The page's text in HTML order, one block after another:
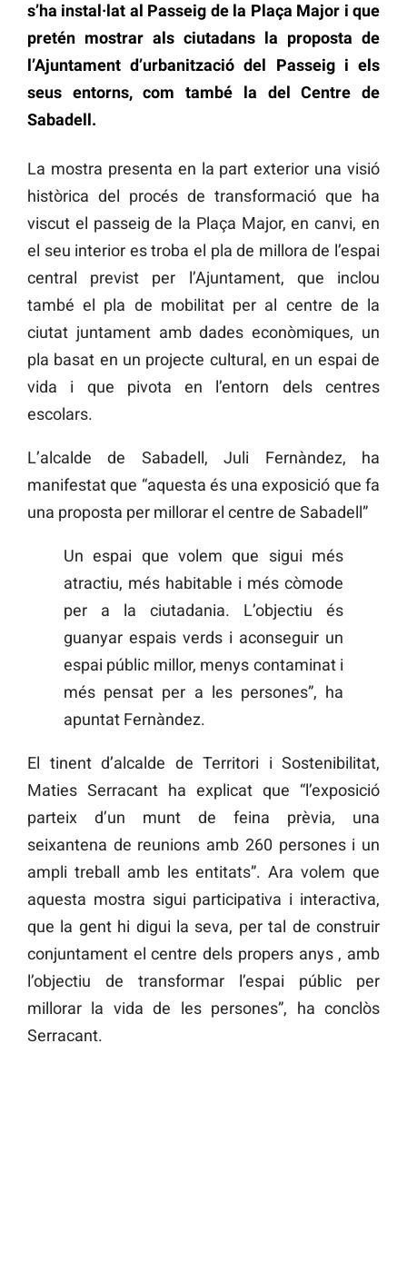
s’ha instal·lat al Passeig de la Plaça Major i que
pretén mostrar als ciutadans la proposta de
l’Ajuntament d’urbanització del Passeig i els
seus entorns, com també la del Centre de
Sabadell.
La mostra presenta en la part exterior una visió
històrica del procés de transformació que ha
viscut el passeig de la Plaça Major, en canvi, en
el seu interior es troba el pla de millora de l’espai
central previst per l’Ajuntament, que inclou
també el pla de mobilitat per al centre de la
ciutat juntament amb dades econòmiques, un
pla basat en un projecte cultural, en un espai de
vida i que pivota en l’entorn dels centres
escolars.
L’alcalde de Sabadell, Juli Fernàndez, ha
manifestat que “aquesta és una exposició que fa
una proposta per millorar el centre de Sabadell”
Un espai que volem que sigui més
atractiu, més habitable i més còmode
per a la ciutadania. L’objectiu és
guanyar espais verds i aconseguir un
espai públic millor, menys contaminat i
més pensat per a les persones”, ha
apuntat Fernàndez.
El tinent d’alcalde de Territori i Sostenibilitat,
Maties Serracant ha explicat que “l’exposició
parteix d’un munt de feina prèvia, una
seixantena de reunions amb 260 persones i un
ampli treball amb les entitats”. Ara volem que
aquesta mostra sigui participativa i interactiva,
que la gent hi digui la seva, per tal de construir
conjuntament el centre dels propers anys , amb
l’objectiu de transformar l’espai públic per
millorar la vida de les persones”, ha conclòs
Serracant.